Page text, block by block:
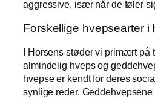
aggressive, især når de føler
Forskellige hvepsearter i
I Horsens støder vi primært på
almindelig hveps og
hvepse er kendt for deres
synlige reder.